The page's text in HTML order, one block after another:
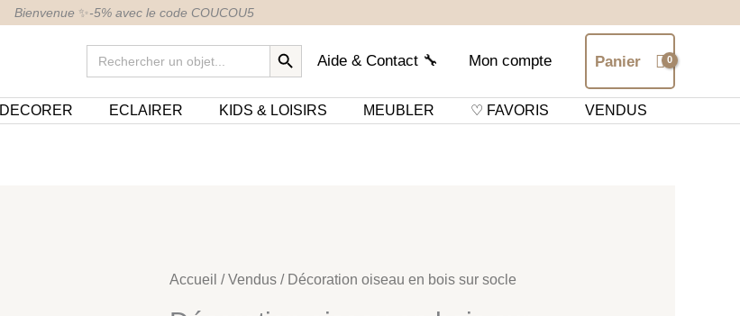
Bienvenue ✨-5% avec le code COUCOU5
Search
for:
SEARCH BUTTON
Aide & Contact 🔧 Mon compte Panier
DECORER ECLAIRER KIDS & LOISIRS MEUBLER ♡ FAVORIS VENDUS
Accueil /Vendus/ Décoration oiseau en bois sur socle